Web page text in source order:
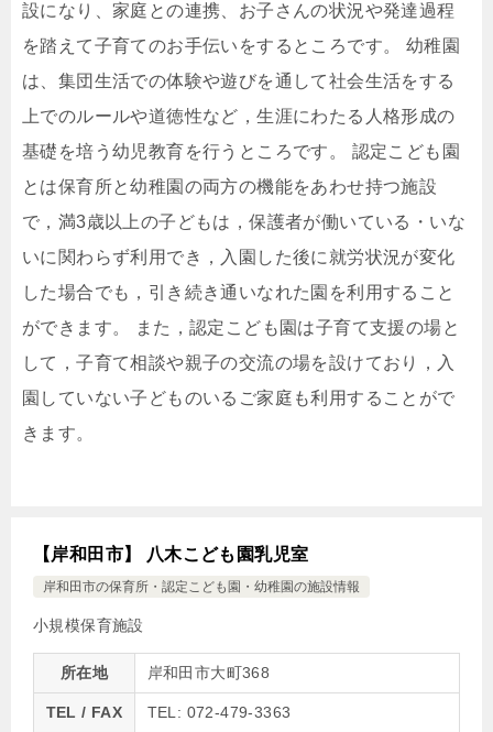
設になり、家庭との連携、お子さんの状況や発達過程
を踏えて子育てのお手伝いをするところです。 幼稚園
は、集団生活での体験や遊びを通して社会生活をする
上でのルールや道徳性など，生涯にわたる人格形成の
基礎を培う幼児教育を行うところです。 認定こども園
とは保育所と幼稚園の両方の機能をあわせ持つ施設
で，満3歳以上の子どもは，保護者が働いている・いな
いに関わらず利用でき，入園した後に就労状況が変化
した場合でも，引き続き通いなれた園を利用すること
ができます。 また，認定こども園は子育て支援の場と
して，子育て相談や親子の交流の場を設けており，入
園していない子どものいるご家庭も利用することがで
きます。
【岸和田市】 八木こども園乳児室
岸和田市の保育所・認定こども園・幼稚園の施設情報
小規模保育施設
所在地 岸和田市大町368
TEL / FAX TEL: 072-479-3363